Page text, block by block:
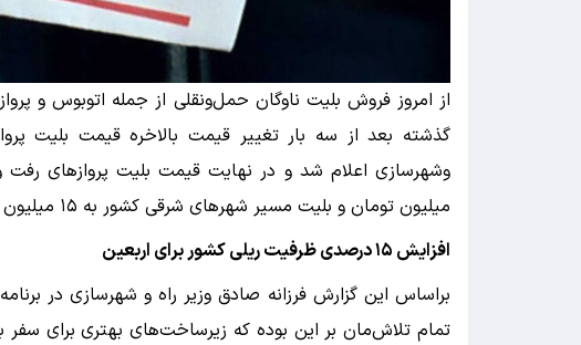
از امروز فروش بلیت ناوگان حمل‌ونقلی از جمله اتوبوس و
گذشته بعد از سه بار تغییر قیمت بالاخره قیمت بلیت
میلیون تومان و بلیت مسیر شهرهای شرقی کشور به ۱۵ میلیون تومان رسید.
افزایش ۱۵ درصدی ظرفیت ریلی کشور برای اربعین
براساس این گزارش فرزانه صادق وزیر راه و شهرسازی در
تمام تلاش‌مان بر این بوده که زیرساخت‌های بهتری برای سفر